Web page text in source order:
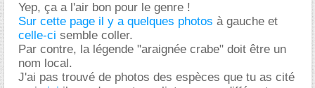
Yep, ça a l'air bon pour le genre !
Sur cette page il y a quelques photos à gauche et
celle-ci semble coller.
Par contre, la légende "araignée crabe" doit être un
nom local.
J'ai pas trouvé de photos des espèces que tu as cité